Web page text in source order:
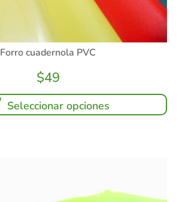
Forro cuadernola PVC
$49
Seleccionar opciones